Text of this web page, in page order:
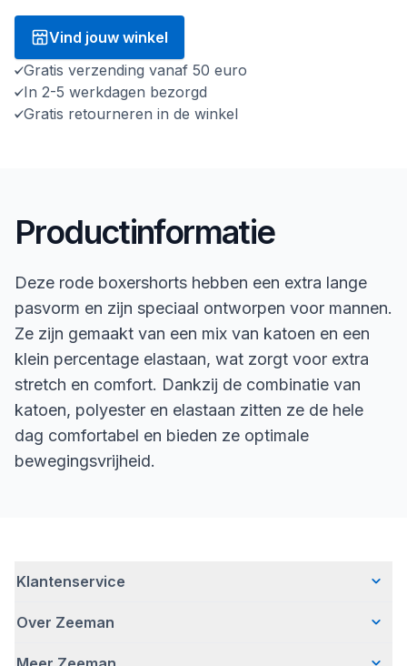
Vind jouw winkel
Gratis verzending vanaf 50 euro
In 2-5 werkdagen bezorgd
Gratis retourneren in de winkel
Productinformatie
Deze rode boxershorts hebben een extra lange
pasvorm en zijn speciaal ontworpen voor mannen.
Ze zijn gemaakt van een mix van katoen en een
klein percentage elastaan, wat zorgt voor extra
stretch en comfort. Dankzij de combinatie van
katoen, polyester en elastaan zitten ze de hele
dag comfortabel en bieden ze optimale
bewegingsvrijheid.
Klantenservice
Veelgestelde vragen
Over Zeeman